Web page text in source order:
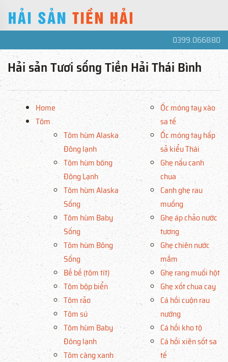
0399.066880
Hải sản Tươi sống Tiền Hải Thái Bình
Home
Tôm
Tôm hùm Alaska
Đông lạnh
Tôm hùm bông
Đông Lạnh
Tôm hùm Alaska
Sống
Tôm hùm Baby
Sống
Tôm hùm Bông
Sống
Bề bề (tôm tít)
Tôm bộp biển
Tôm rảo
Tôm sú
Tôm hùm Baby
Đông lạnh
Tôm càng xanh
Ốc móng tay xào
sa tế
Ốc móng tay hấp
sả kiểu Thái
Ghẹ nấu canh
chua
Canh ghẹ rau
muống
Ghẹ áp chảo nước
tương
Ghẹ chiên nước
mắm
Ghẹ rang muối hột
Ghẹ xốt chua cay
Cá hồi cuộn rau
nướng
Cá hồi kho tộ
Cá hồi xiên sốt sa
tế